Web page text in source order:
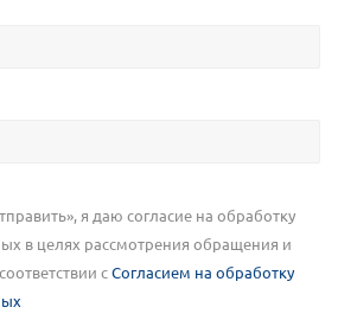
я даю согласие на обработку
в целях рассмотрения обращения и
сСогласием на обработку